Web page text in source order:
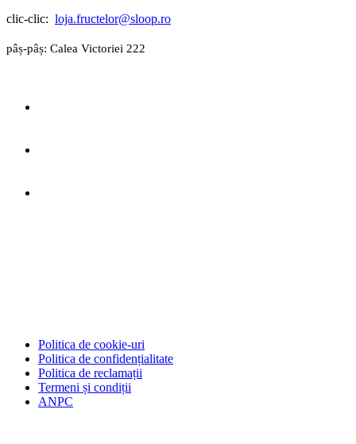
clic-clic: loja.fructelor@sloop.ro
Politica de cookie-uri
Politica de confidențialitate
Politica de reclamații
Termeni și condiții
ANPC